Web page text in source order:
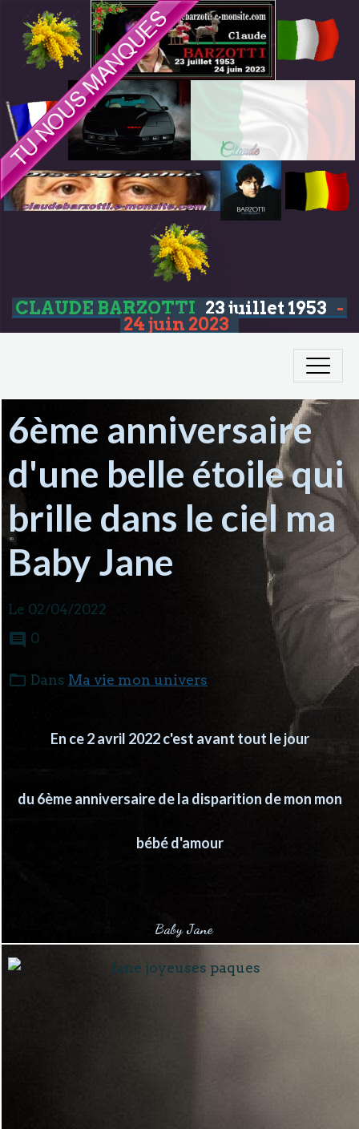
CLAUDE BARZOTTI 23 juillet 1953 -
24 juin 2023
6ème anniversaire
d'une belle étoile qui
brille dans le ciel ma
Baby Jane
Le 02/04/2022
0
Dans Ma vie mon univers
En ce 2 avril 2022 c'est avant tout le jour
du 6ème anniversaire de la disparition de mon mon
bébé d'amour
Baby Jane